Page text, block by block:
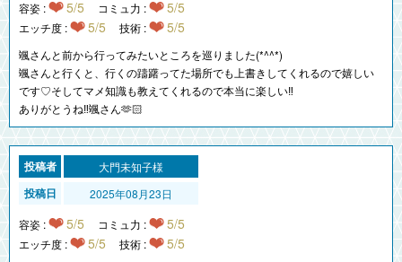
容姿 : 5/5 コミュ力 : 5/5
エッチ度 : 5/5 技術 : 5/5
颯さんと前から行ってみたいところを巡りました(*^^*)
颯さんと行くと、行くの躊躇ってた場所でも上書きしてくれるので嬉しい
です♡そしてマメ知識も教えてくれるので本当に楽しい‼️
ありがとうね‼️颯さん🫶🏻
大門未知子様
2025年08月23日
容姿 :
5/5 コミュ力 : 5/5
エッチ度 : 5/5 技術 : 5/5